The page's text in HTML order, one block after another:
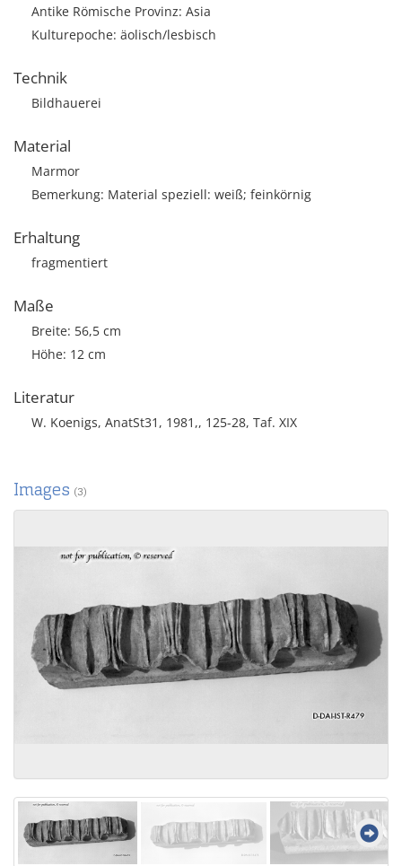
Antike Römische Provinz: Asia
Kulturepoche: äolisch/lesbisch
Technik
Bildhauerei
Material
Marmor
Bemerkung: Material speziell: weiß; feinkörnig
Erhaltung
fragmentiert
Maße
Breite: 56,5 cm
Höhe: 12 cm
Literatur
W. Koenigs, AnatSt31, 1981,, 125-28, Taf. XIX
Images (3)